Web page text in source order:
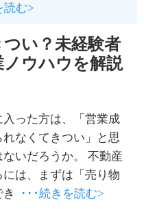
読む>
い？未経験者
ウハウを解説
った方は、「営業成
なくてきつい」と思
いだろうか。 不動産
は、まずは「売り物
･･･続きを読む>